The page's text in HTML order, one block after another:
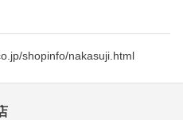
shopinfo/nakasuji.html